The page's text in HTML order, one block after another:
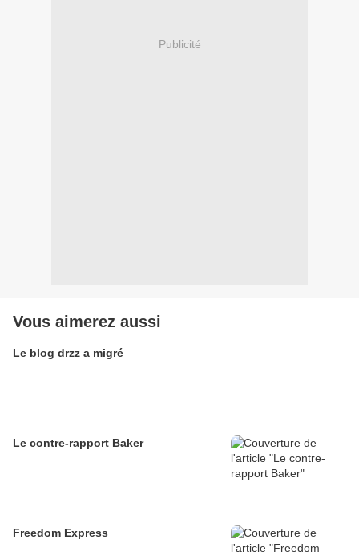
Publicité
Vous aimerez aussi
Le blog drzz a migré
Le contre-rapport Baker
Freedom Express